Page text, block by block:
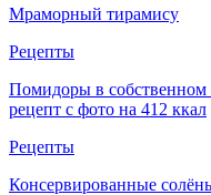
Мраморный тирамису
Рецепты
Помидоры в собственном
рецепт с фото на 412 ккал
Рецепты
Консервированные